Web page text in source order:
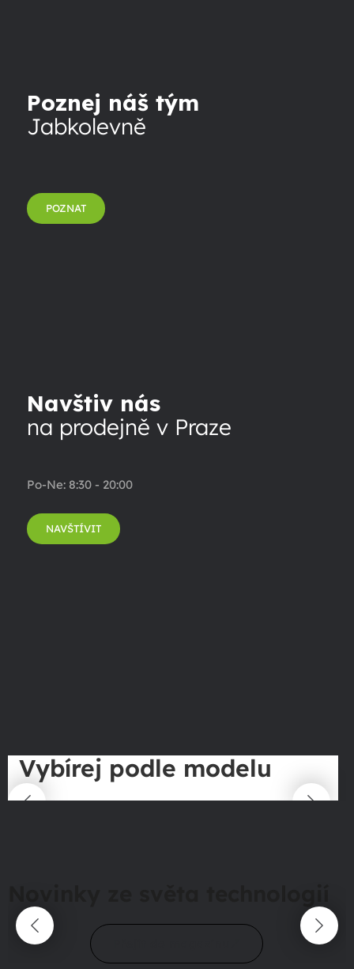
Poznej náš tým
Jabkolevně
POZNAT
Navštiv nás
na prodejně v Praze
Po-Ne: 8:30 - 20:00
NAVŠTÍVIT
Vybírej podle modelu